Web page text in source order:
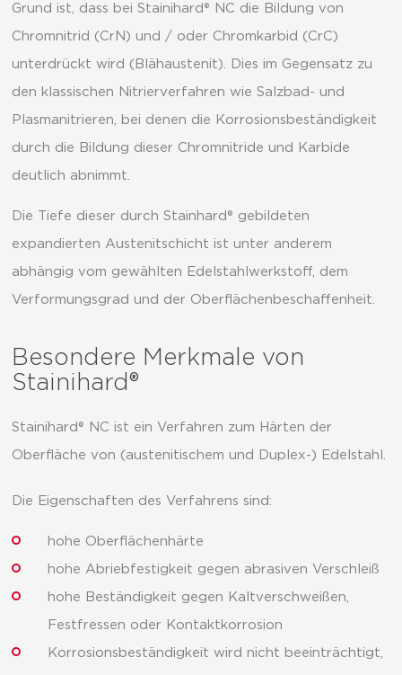
Grund ist, dass bei Stainihard® NC die Bildung von
Chromnitrid (CrN) und / oder Chromkarbid (CrC)
unterdrückt wird (Blähaustenit). Dies im Gegensatz zu
den klassischen Nitrierverfahren wie Salzbad- und
Plasmanitrieren, bei denen die Korrosionsbeständigkeit
durch die Bildung dieser Chromnitride und Karbide
deutlich abnimmt.
Die Tiefe dieser durch Stainhard® gebildeten
expandierten Austenitschicht ist unter anderem
abhängig vom gewählten Edelstahlwerkstoff, dem
Verformungsgrad und der Oberflächenbeschaffenheit.
Besondere Merkmale von
Stainihard®
Stainihard® NC ist ein Verfahren zum Härten der
Oberfläche von (austenitischem und Duplex-) Edelstahl.
Die Eigenschaften des Verfahrens sind:
hohe Oberflächenhärte
hohe Abriebfestigkeit gegen abrasiven Verschleiß
hohe Beständigkeit gegen Kaltverschweißen,
Festfressen oder Kontaktkorrosion
Korrosionsbeständigkeit wird nicht beeinträchtigt,